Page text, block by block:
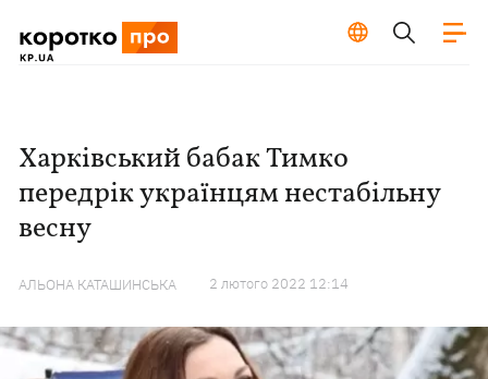
Харківський бабак Тимко
передрік українцям нестабільну
весну
АЛЬОНА КАТАШИНСЬКА 2 лютого 2022 12:14